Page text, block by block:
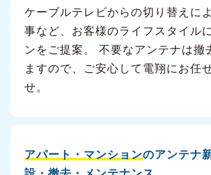
ケーブルテレビからの切り替えに
事など、お客様のライフスタイル
ンをご提案。 不要なアンテナは撤
ますので、ご安心して電翔にお任
せ。
アパート・マンションのアンテナ